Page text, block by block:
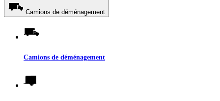
Camions de déménagement
Camions de déménagement